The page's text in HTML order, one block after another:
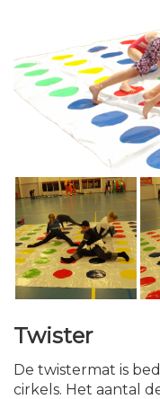
Twister
De twistermat is
cirkels. Het aantal